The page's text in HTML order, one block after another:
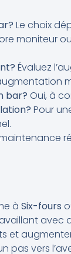
Le choix
Évaluez
bar? Oui, à
Pour
à Six-fours
avec
et
pas vers